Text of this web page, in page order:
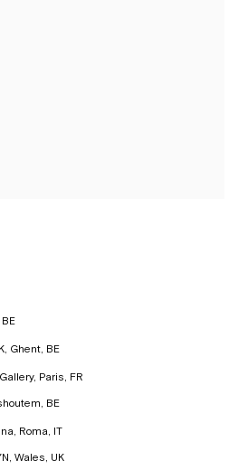
Ghent, BE
Paris, FR
BE
Roma, IT
Wales, UK